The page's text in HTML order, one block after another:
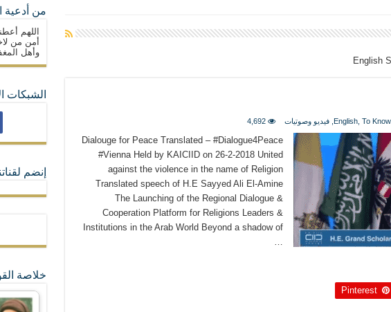
بسنة رسول الله ( صلى الله عليه وآله) فكلّ المسلمين سنّة والتشيّع إن كان حب أهل البيت (عليهم
لا يجوز أن تكون على حساب الأوطان
ولا أحزابنا ولا جماعاتنا، بل الإنصهار الوطني والدولة العادلة
النّظام كما لا تأتي المضرة من مسيحية النظام
حتماً
من خلال منظومة القيم و المبادئ الانسانية التي تجعل الناس سواسية لا تفرق بينهم أعراق و ألوان و لا
English
English, To
,فيديو وصوتيات 4,692
Dialouge for Peace Translated – #Dialogue4Peace
#Vienna Held by KAICIID on 26-2-2018 United
against the violence in the name of Religion
Translated speech of H.E Sayyed Ali El-Amine
The Launching of the Regional Dialogue &
Cooperation Platform for Religions Leaders &
Institutions in the Arab World Beyond a shadow of
…
Pinterest
من أدعية
اللهم
أمن من
وأهل
الشبكات
إنضم
خلاصة